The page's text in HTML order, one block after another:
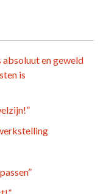
en geweld
is